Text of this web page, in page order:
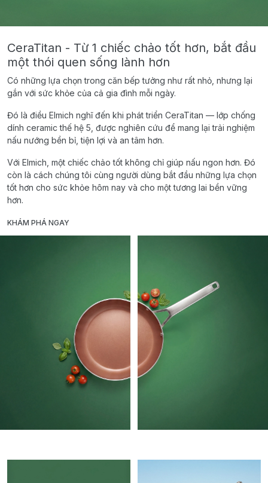
CeraTitan - Từ 1 chiếc chảo tốt hơn, bắt đầu
một thói quen sống lành hơn
Có những lựa chọn trong căn bếp tưởng như rất nhỏ, nhưng lại
gắn với sức khỏe của cả gia đình mỗi ngày.
Đó là điều Elmich nghĩ đến khi phát triển CeraTitan — lớp chống
dính ceramic thế hệ 5, được nghiên cứu để mang lại trải nghiệm
nấu nướng bền bỉ, tiện lợi và an tâm hơn.
Với Elmich, một chiếc chảo tốt không chỉ giúp nấu ngon hơn. Đó
còn là cách chúng tôi cùng người dùng bắt đầu những lựa chọn
tốt hơn cho sức khỏe hôm nay và cho một tương lai bền vững
hơn.
KHÁM PHÁ NGAY